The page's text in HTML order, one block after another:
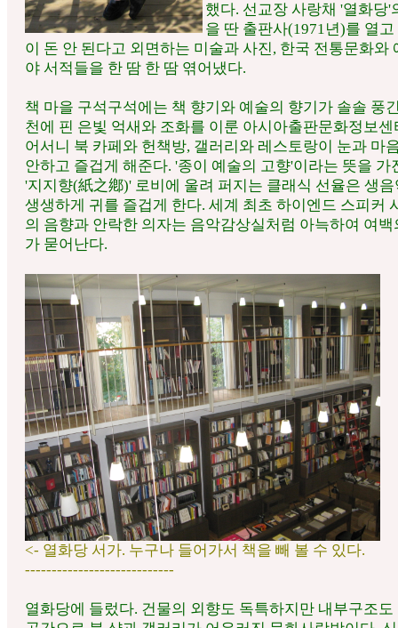
했다. 선교장 사랑채 '열화당'
을 딴 출판사(1971년)를 열고
이 돈 안 된다고 외면하는 미술과 사진, 한국 전통문화와
야 서적들을 한 땀 한 땀 엮어냈다.
책 마을 구석구석에는 책 향기와 예술의 향기가 솔솔 풍
천에 핀 은빛 억새와 조화를 이룬 아시아출판문화정보센
어서니 북 카페와 헌책방, 갤러리와 레스토랑이 눈과 마
안하고 즐겁게 해준다. '종이 예술의 고향'이라는 뜻을 가
'지지향(紙之鄕)' 로비에 울려 퍼지는 클래식 선율은 생
생생하게 귀를 즐겁게 한다. 세계 최초 하이엔드 스피커
의 음향과 안락한 의자는 음악감상실처럼 아늑하여 여백
가 묻어난다.
<- 열화당 서가. 누구나 들어가서 책을 빼 볼 수 있다.
----------------------------
열화당에 들렀다. 건물의 외향도 독특하지만 내부구조도